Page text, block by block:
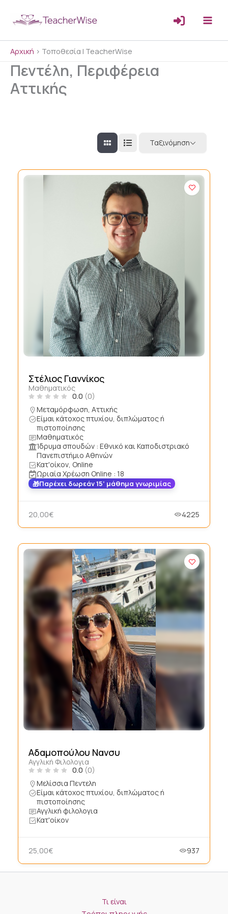
Αρχική > Τοποθεσία | TeacherWise
Πεντέλη, Περιφέρεια
Αττικής
Ταξινόμηση
Στέλιος Γιαννίκος
Μαθηματικός
0.0 (0)
Μεταμόρφωση, Αττικής
Είμαι κάτοχος πτυχίου, διπλώματος ή
πιστοποίησης
Μαθηματικός
Ίδρυμα σπουδών : Εθνικό και Καποδιστριακό
Πανεπιστήμιο Αθηνών
Κατ'οίκον, Online
Ωριαία Χρέωση Online : 18
Παρέχει δωρεάν 15’ μάθημα γνωριμίας
20,00€ 4225
Αδαμοπούλου Νανσυ
Αγγλική Φιλολογια
0.0 (0)
Μελίσσια Πεντελη
Είμαι κάτοχος πτυχίου, διπλώματος ή
πιστοποίησης
Αγγλική φιλολογια
Κατ'οίκον
25,00€ 937
Τι είναι